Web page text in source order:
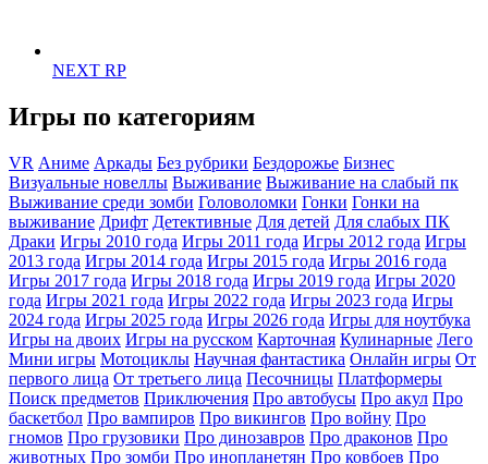
NEXT RP
Игры по категориям
VR Аниме Аркады Без рубрики Бездорожье Бизнес
Визуальные новеллы Выживание Выживание на слабый пк
Выживание среди зомби Головоломки Гонки Гонки на
выживание Дрифт Детективные Для детей Для слабых ПК
Драки Игры 2010 года Игры 2011 года Игры 2012 года Игры
2013 года Игры 2014 года Игры 2015 года Игры 2016 года
Игры 2017 года Игры 2018 года Игры 2019 года Игры 2020
года Игры 2021 года Игры 2022 года Игры 2023 года Игры
2024 года Игры 2025 года Игры 2026 года Игры для ноутбука
Игры на двоих Игры на русском Карточная Кулинарные Лего
Мини игры Мотоциклы Научная фантастика Онлайн игры От
первого лица От третьего лица Песочницы Платформеры
Поиск предметов Приключения Про автобусы Про акул Про
баскетбол Про вампиров Про викингов Про войну Про
гномов Про грузовики Про динозавров Про драконов Про
животных Про зомби Про инопланетян Про ковбоев Про